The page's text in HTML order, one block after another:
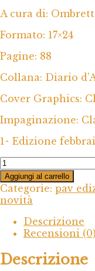
A cura di:
Formato: 17×24
Pagine: 88
Collana: Diario
Cover Graphics:
Impaginazione:
1^ Edizione
Diario
d'Artista
-
Michela
Velardita
quantità
Aggiungi al carrello
Categorie: pav
novità
Descrizione
Recensioni (0)
Descrizione